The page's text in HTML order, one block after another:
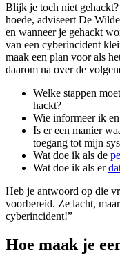
Blijk je toch niet
hoede, adviseert De
en wanneer je gehackt
van een cyberincident
maak een plan voor als
daarom na over de
Welke stappen
hackt?
Wie informeer ik
Is er een manier
toegang tot mijn
Wat doe ik als de
Wat doe ik als er
Heb je antwoord op die
voorbereid. Ze lacht,
cyberincident!”
Hoe maak je